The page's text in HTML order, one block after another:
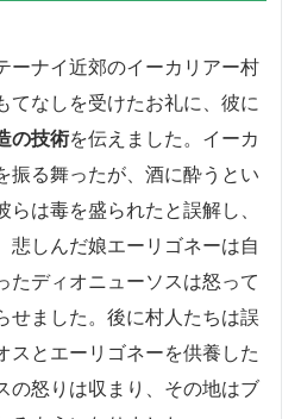
ーナイ近郊のイーカリアー村
てなしを受けたお礼に、彼に
の技術を伝えました。イーカ
振る舞ったが、酒に酔うとい
は毒を盛られたと誤解し、
悲しんだ娘エーリゴネーは自
たディオニューソスは怒って
せました。後に村人たちは誤
スとエーリゴネーを供養した
の怒りは収まり、その地はブ